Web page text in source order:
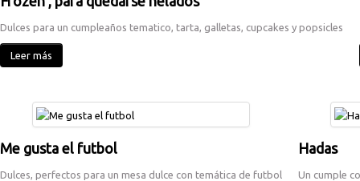
Dulces para un cumpleaños tematico, tarta, galletas, cupcakes y popsicles
Leer más
Me gusta el futbol
Dulces, perfectos para un mesa dulce con temática de futbol
Hadas
Un cumple